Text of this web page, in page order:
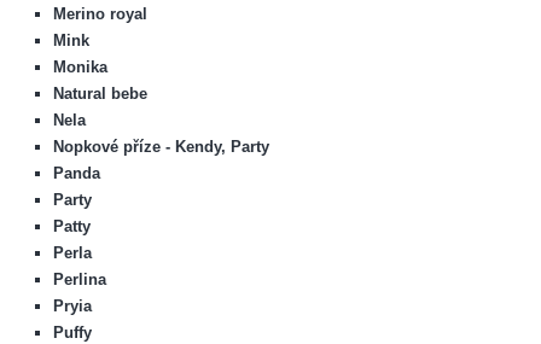
Merino royal
Mink
Monika
Natural bebe
Nela
Nopkové příze - Kendy, Party
Panda
Party
Patty
Perla
Perlina
Pryia
Puffy